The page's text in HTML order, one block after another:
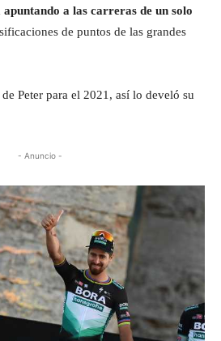
a las carreras de un solo
de puntos de las grandes
Peter para el 2021, así lo develó su
- Anuncio -